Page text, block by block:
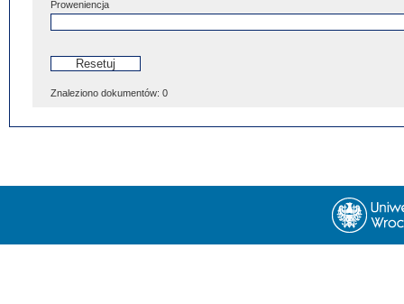
Proweniencja
Znaleziono dokumentów: 0